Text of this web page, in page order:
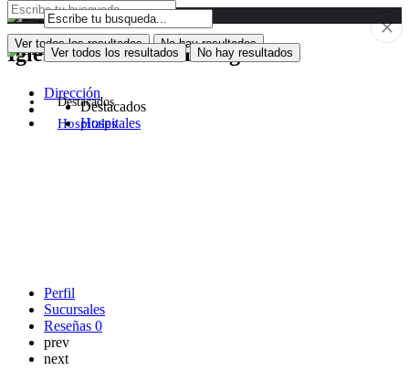
Ver todos los resultados No hay resultados
Destacados
Hospitales
Iglesia Santa Rosa De Agua -
Dirección
Perfil
Sucursales
Reseñas 0
prev
next
Ver todos los resultados No hay resultados
Destacados
Hospitales